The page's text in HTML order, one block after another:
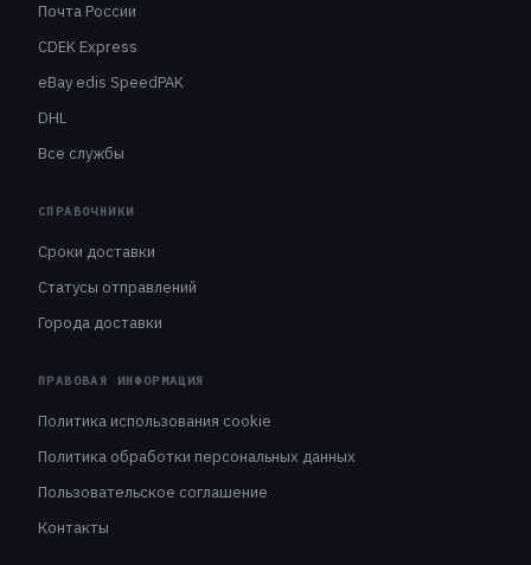
Почта России
CDEK Express
eBay edis SpeedPAK
DHL
Все службы
СПРАВОЧНИКИ
Сроки доставки
Статусы отправлений
Города доставки
ПРАВОВАЯ ИНФОРМАЦИЯ
Политика использования cookie
Политика обработки персональных данных
Пользовательское соглашение
Контакты